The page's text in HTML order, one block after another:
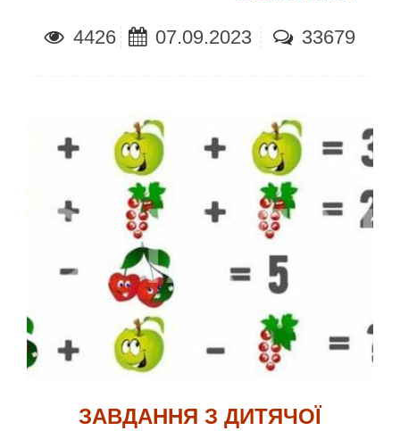
4426 07.09.2023 33679
ЗАВДАННЯ З ДИТЯЧОЇ